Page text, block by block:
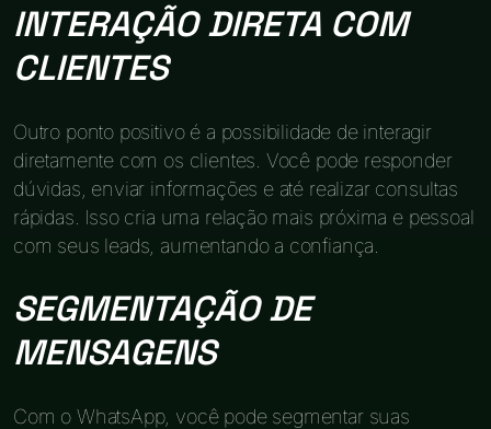
INTERAÇÃO DIRETA COM
CLIENTES
Outro ponto positivo é a possibilidade de interagir
diretamente com os clientes. Você pode responder
dúvidas, enviar informações e até realizar consultas
rápidas. Isso cria uma relação mais próxima e pessoal
com seus leads, aumentando a confiança.
SEGMENTAÇÃO DE
MENSAGENS
Com o WhatsApp, você pode segmentar suas